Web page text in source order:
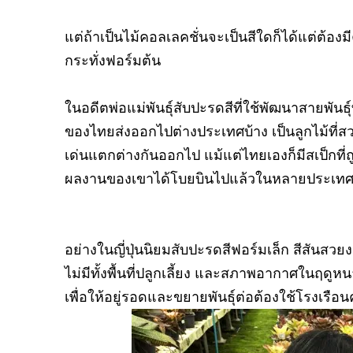
แต่ถ้าเป็นไม้คอลเลคชั่นจะเป็นสีใดก็ได้แต่ต้อ
กระทั่งฟอร์มต้น
ในอดีตพ่อแม่พันธุ์สับปะรดสีที่ใช้พัฒนาสายพัน
ของไทยส่งออกไปต่างประเทศบ้าง เป็นลูกไม้ที่
เด่นแตกต่างกันออกไป แม้แต่ไทยเองก็มีสเป็ก
ผลงานของเขาได้โบยบินไปแล้วในหลายประเทศ
อย่างในญี่ปุ่นนิยมสับปะรดสีฟอร์มเล็ก สีสันสวย
ไม่มีทั้งพื้นที่ปลูกเลี้ยง และสภาพอากาศในฤดูห
เพื่อให้อยู่รอดและขยายพันธุ์ต่อต้องใช้โรงเรื